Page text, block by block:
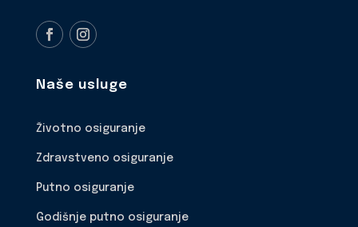
Naše usluge
Životno osiguranje
Zdravstveno osiguranje
Putno osiguranje
Godišnje putno osiguranje